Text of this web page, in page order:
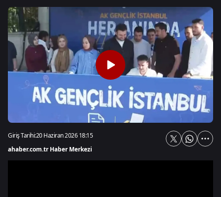
Giriş Tarihi:20 Haziran 2026 18:15
ahaber.com.tr Haber Merkezi